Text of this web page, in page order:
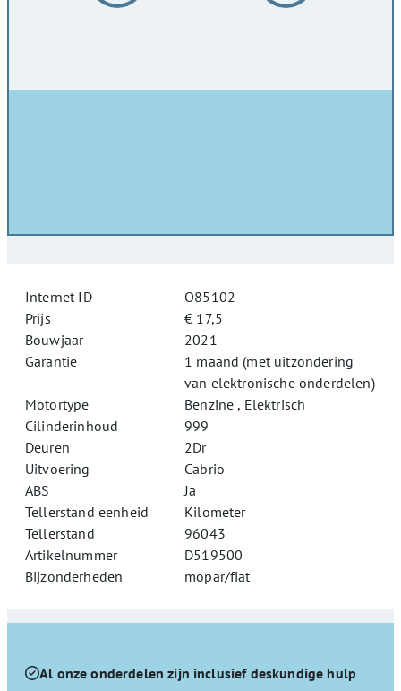
Internet ID
O85102
Prijs
€ 17,5
Bouwjaar
2021
Garantie
1 maand (met uitzondering
van elektronische onderdelen)
Motortype
Benzine , Elektrisch
Cilinderinhoud
999
Deuren
2Dr
Uitvoering
Cabrio
ABS
Ja
Tellerstand eenheid
Kilometer
Tellerstand
96043
Artikelnummer
D519500
Bijzonderheden
mopar/fiat
Al onze onderdelen zijn inclusief deskundige hulp